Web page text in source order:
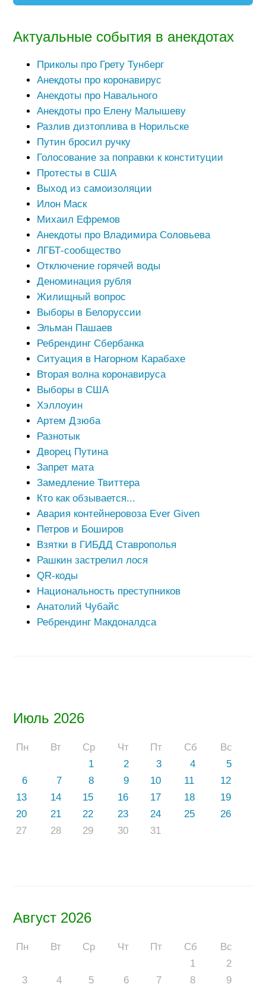
Июль 2026
Пн Вт Ср Чт Пт Сб
Вс
1
2 3 4
5
6
7 8 9 10 11
12
13
14 15 16 17 18
19
20
21 22 23 24 25
26
27
28 29 30 31
Август 2026
Пн Вт Ср Чт Пт Сб
Вс
1
2
3
4 5 6 7 8
9
Актуальные события в анекдотах
Приколы про Грету Тунберг
Анекдоты про коронавирус
Анекдоты про Навального
Анекдоты про Елену Малышеву
Разлив дизтоплива в Норильске
Путин бросил ручку
Голосование за поправки к конституции
Протесты в США
Выход из самоизоляции
Илон Маск
Михаил Ефремов
Анекдоты про Владимира Соловьева
ЛГБТ-сообщество
Отключение горячей воды
Деноминация рубля
Жилищный вопрос
Выборы в Белоруссии
Эльман Пашаев
Ребрендинг Сбербанка
Ситуация в Нагорном Карабахе
Вторая волна коронавируса
Выборы в США
Хэллоуин
Артем Дзюба
Разнотык
Дворец Путина
Запрет мата
Замедление Твиттера
Кто как обзывается...
Авария контейнеровоза Ever Given
Петров и Боширов
Взятки в ГИБДД Ставрополья
Рашкин застрелил лося
QR-коды
Национальность преступников
Анатолий Чубайс
Ребрендинг Макдоналдса